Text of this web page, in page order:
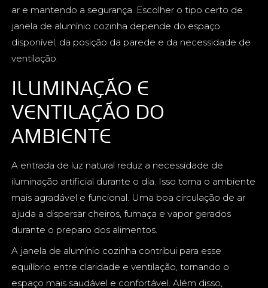
ar e mantendo a segurança. Escolher o tipo certo de
janela de alumínio cozinha depende do espaço
disponível, da posição da parede e da necessidade de
ventilação.
ILUMINAÇÃO E
VENTILAÇÃO DO
AMBIENTE
A entrada de luz natural reduz a necessidade de
iluminação artificial durante o dia. Isso torna o ambiente
mais agradável e funcional. Uma boa circulação de ar
ajuda a dispersar cheiros, fumaça e vapor gerados
durante o preparo dos alimentos.
A janela de alumínio cozinha contribui para esse
equilíbrio entre claridade e ventilação, tornando o
espaço mais saudável e confortável. Além disso,